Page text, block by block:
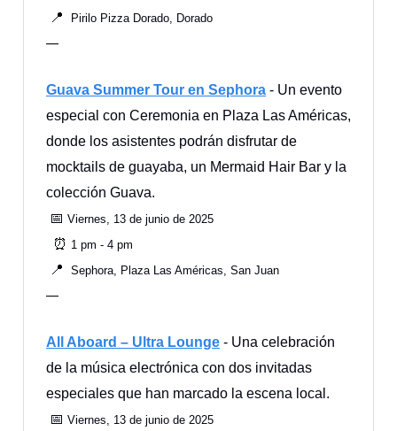
📍 Pirilo Pizza Dorado, Dorado
—
Guava Summer Tour en Sephora - Un evento
especial con Ceremonia en Plaza Las Américas,
donde los asistentes podrán disfrutar de
mocktails de guayaba, un Mermaid Hair Bar y la
colección Guava.
📅 Viernes, 13 de junio de 2025
⏰ 1 pm - 4 pm
📍 Sephora, Plaza Las Américas, San Juan
—
All Aboard – Ultra Lounge - Una celebración
de la música electrónica con dos invitadas
especiales que han marcado la escena local.
📅 Viernes, 13 de junio de 2025